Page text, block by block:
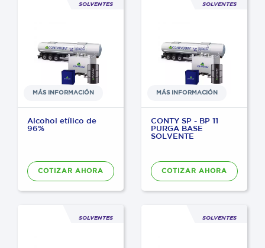
SOLVENTES
MÁS INFORMACIÓN
Alcohol etílico de
96%
COTIZAR AHORA
SOLVENTES
MÁS INFORMACIÓN
CONTY SP - BP 11
PURGA BASE
SOLVENTE
COTIZAR AHORA
SOLVENTES SOLVENTES